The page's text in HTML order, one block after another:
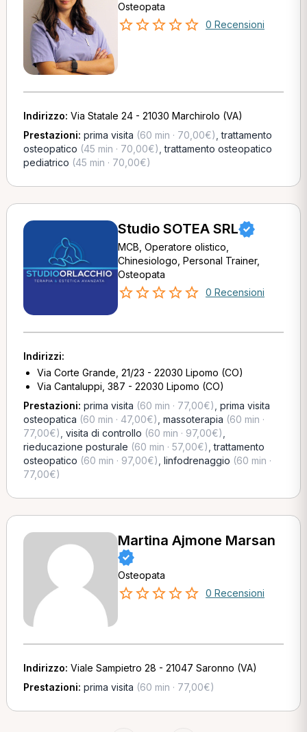
Osteopata
0 Recensioni
Indirizzo: Via Statale 24 - 21030 Marchirolo (VA)
Prestazioni: prima visita (60 min · 70,00€) ,trattamento
osteopatico (45 min · 70,00€) ,trattamento osteopatico
pediatrico (45 min · 70,00€)
Studio SOTEA SRL
MCB, Operatore olistico,
Chinesiologo, Personal Trainer,
Osteopata
0 Recensioni
Indirizzi:
Via Corte Grande, 21/23 - 22030 Lipomo (CO)
Via Cantaluppi, 387 - 22030 Lipomo (CO)
Prestazioni: prima visita (60 min · 77,00€) prima visita
osteopatica (60 min · 47,00€) massoterapia (60 min ·
77,00€) visita di controllo (60 min · 97,00€)
rieducazione posturale (60 min · 57,00€) ,trattamento
osteopatico (60 min · 97,00€) linfodrenaggio (60 min ·
77,00€)
Martina Ajmone Marsan
Osteopata
0 Recensioni
Indirizzo: Viale Sampietro 28 - 21047 Saronno (VA)
Prestazioni: prima visita (60 min · 77,00€)